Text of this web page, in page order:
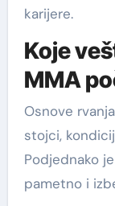
karijere.
Koje
MMA
Osnove
stojci,
Podjednako
pametno i